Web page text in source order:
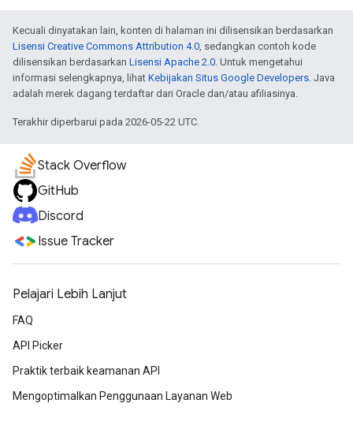
Kecuali dinyatakan lain, konten di halaman ini dilisensikan berdasarkan
Lisensi Creative Commons Attribution 4.0 , sedangkan contoh kode
dilisensikan berdasarkan Lisensi Apache 2.0 . Untuk mengetahui
informasi selengkapnya, lihat Kebijakan Situs Google Developers . Java
adalah merek dagang terdaftar dari Oracle dan/atau afiliasinya.
Terakhir diperbarui pada 2026-05-22 UTC.
Stack Overflow
GitHub
Discord
Issue Tracker
Pelajari Lebih Lanjut
FAQ
API Picker
Praktik terbaik keamanan API
Mengoptimalkan Penggunaan Layanan Web